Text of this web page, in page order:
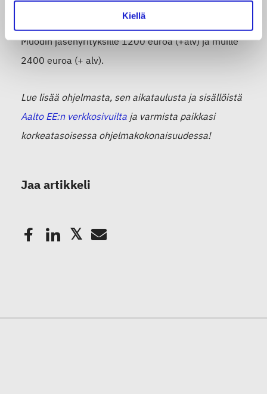
Kiellä
Ohjelmakokonaisuuden hinta on Suomen Tekstiili &
Muodin jäsenyrityksille 1200 euroa (+alv) ja muille
2400 euroa (+ alv).
Lue lisää ohjelmasta, sen aikataulusta ja sisällöistä
Aalto EE:n verkkosivuilta ja varmista paikkasi
korkeatasoisessa ohjelmakokonaisuudessa!
Jaa artikkeli